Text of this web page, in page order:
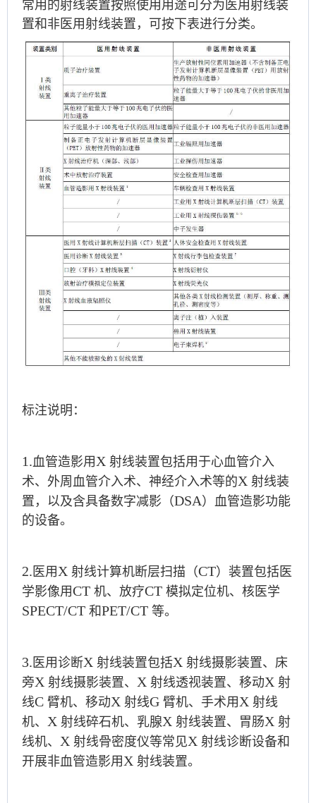
常用的射线装置按照使用用途可分为医用射线装
置和非医用射线装置，可按下表进行分类。
标注说明：
1.血管造影用 X 射线装置包括用于心血管介入
术、外周血管介入术、神经介入术等的X 射线装
置，以及含具备数字减影（DSA）血管造影功能
的设备。
2. 医用 X 射线计算机断层扫描（CT）装置包括医
学影像用CT 机、放疗CT 模拟定位机、核医学
SPECT/CT 和PET/CT 等。
3. 医用诊断X 射线装置包括X 射线摄影装置、床
旁X 射线摄影装置、 X 射线透视装置、移动X 射
线C 臂机、移动X 射线G 臂机、手术用 X 射线
机、 X 射线碎石机、乳腺X 射线装置、胃肠X 射
线机、 X 射线骨密度仪等常见X 射线诊断设备和
开展非血管造影用 X 射线装置。